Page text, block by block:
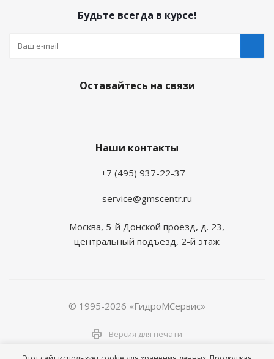
Будьте всегда в курсе!
Оставайтесь на связи
Наши контакты
+7 (495) 937-22-37
service@gmscentr.ru
Москва, 5-й Донской проезд, д. 23,
центральный подъезд, 2-й этаж
© 1995-2026 «ГидроМСервис»
Версия для печати